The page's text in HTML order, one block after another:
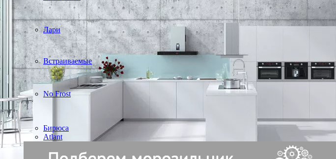
Лари
Встраиваемые
No Frost
Бирюса
Atlant